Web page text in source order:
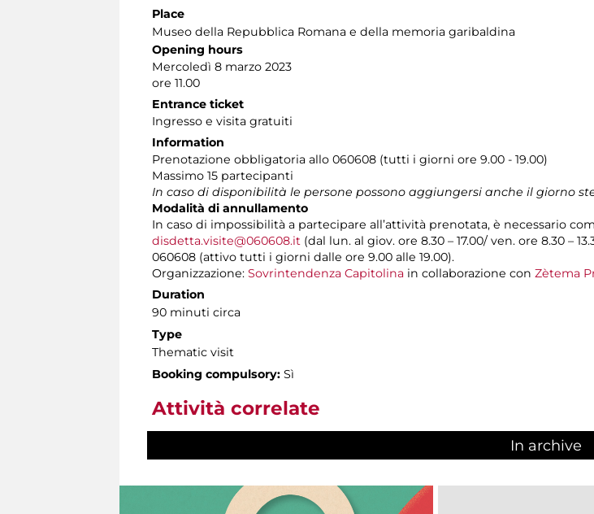
Place
Museo della Repubblica Romana e della memoria garibaldina
Opening hours
Mercoledì 8 marzo 2023
ore 11.00
Entrance ticket
Ingresso e visita gratuiti
Information
Prenotazione obbligatoria allo 060608 (tutti i giorni ore 9.00 - 19.00)
Massimo 15 partecipanti
In caso di disponibilità le persone possono aggiungersi anche il giorno
Modalità di annullamento
In caso di impossibilità a partecipare all’attività prenotata, è necessario
disdetta.visite@060608.it (dal lun. al giov. ore 8.30 – 17.00/ ven. ore 8.30 –
060608 (attivo tutti i giorni dalle ore 9.00 alle 19.00).
Organizzazione: Sovrintendenza Capitolina in collaborazione con Zètema
Duration
90 minuti circa
Type
Thematic visit
Booking compulsory: Sì
Attività correlate
In archive